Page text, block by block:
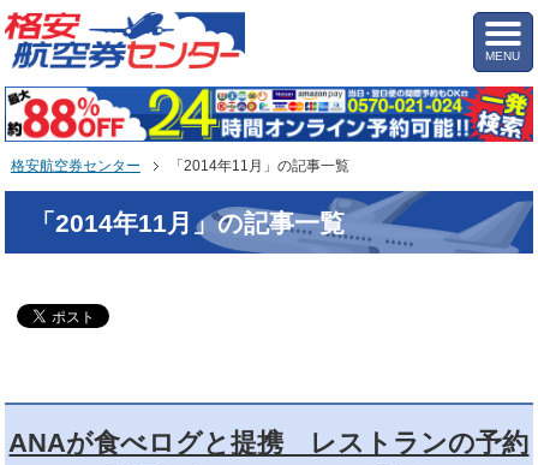
MENU
格安航空券センター 「2014年11月」の記事一覧
「2014年11月」の記事一覧
ANAが食べログと提携 レストランの予約